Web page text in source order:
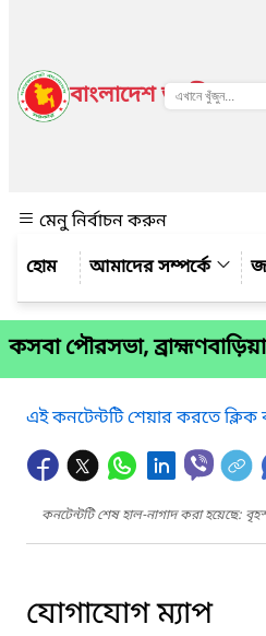
বাংলাদেশ জাতীয় তথ্য
মেনু নির্বাচন করুন
আমাদের সম্পর্কে
কসবা পৌরসভা, ব্রাহ্মণবাড়িয়া
এই কনটেন্টটি শেয়ার করতে
কনটেন্টটি শেষ হাল-নাগাদ করা হয়েছে:
যোগাযোগ ম্যাপ